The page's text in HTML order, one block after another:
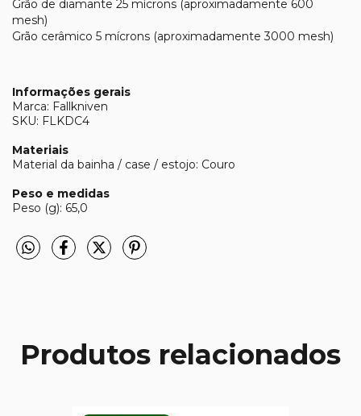
Grão de diamante 25 mícrons (aproximadamente 600
mesh)
Grão cerâmico 5 mícrons (aproximadamente 3000 mesh)
Informações gerais
Marca: Fallkniven
SKU: FLKDC4
Materiais
Material da bainha / case / estojo: Couro
Peso e medidas
Peso (g): 65,0
Produtos relacionados